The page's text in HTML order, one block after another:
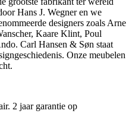
Hans J. Wegner en we
designers zoals Arne
Kaare Klint, Poul
Carl Hansen & Søn staat
Onze meubelen
2 jaar garantie op